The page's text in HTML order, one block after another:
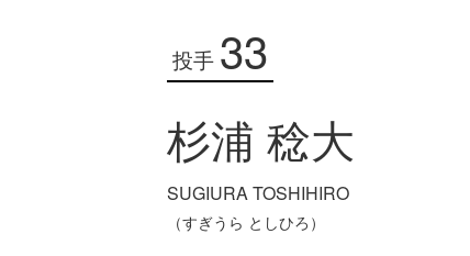
投手 33
杉浦 稔大
SUGIURA TOSHIHIRO
（すぎうら としひろ）